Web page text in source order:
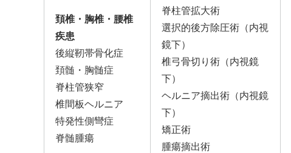
頚椎・胸椎・腰椎
疾患
後縦靭帯骨化症
頚髄・胸髄症
脊柱管狭窄
椎間板ヘルニア
特発性側彎症
脊髄腫瘍
脊柱管拡大術
選択的後方除圧術（内視
鏡下）
椎弓骨切り術（内視鏡
下）
ヘルニア摘出術（内視鏡
下）
矯正術
腫瘍摘出術